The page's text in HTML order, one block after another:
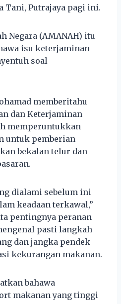
Tani, Putrajaya pagi ini.
Negara (AMANAH) itu
isu keterjaminan
soal
memberitahu
dan Keterjaminan
memperuntukkan
untuk pemberian
bekalan telur dan
dialami sebelum ini
keadaan terkawal,”
pentingnya peranan
pasti langkah
dan jangka pendek
kekurangan makanan.
bahawa
makanan yang tinggi